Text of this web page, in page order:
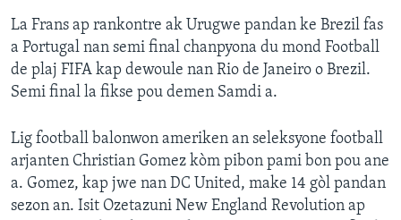
La Frans ap rankontre ak Urugwe pandan ke Brezil fas
a Portugal nan semi final chanpyona du mond Football
de plaj FIFA kap dewoule nan Rio de Janeiro o Brezil.
Semi final la fikse pou demen Samdi a.
Lig football balonwon ameriken an seleksyone football
arjanten Christian Gomez kòm pibon pami bon pou ane
a. Gomez, kap jwe nan DC United, make 14 gòl pandan
sezon an. Isit Ozetazuni New England Revolution ap